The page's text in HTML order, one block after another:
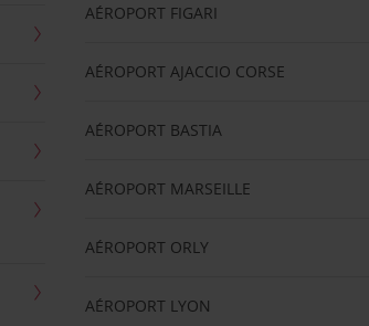
AÉROPORT FIGARI
AÉROPORT AJACCIO CORSE
AÉROPORT BASTIA
AÉROPORT MARSEILLE
AÉROPORT ORLY
AÉROPORT LYON